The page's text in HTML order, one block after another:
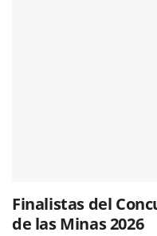
Finalistas del
de las Minas 2026